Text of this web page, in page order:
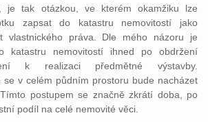
je tak otázkou, ve kterém okamžiku lze
zapsat do katastru nemovitostí jako
vlastnického práva. Dle mého názoru je
katastru nemovitostí ihned po obdržení
k realizaci předmětné výstavby.
se v celém půdním prostoru bude nacházet
postupem se značně zkrátí doba, po
podíl na celé nemovité věci.